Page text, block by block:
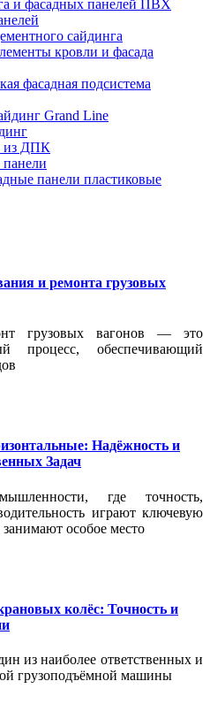
и фасадных панелей ПВХ
сайдинга
кровли и фасада
фасадная подсистема
Grand Line
из ДПК
панели пластиковые
и ремонта грузовых
грузовых вагонов — это
процесс, обеспечивающий
Надёжность и
Задач
где точность,
играют ключевую
особое место
колёс: Точность и
из наиболее ответственных и
грузоподъёмной машины